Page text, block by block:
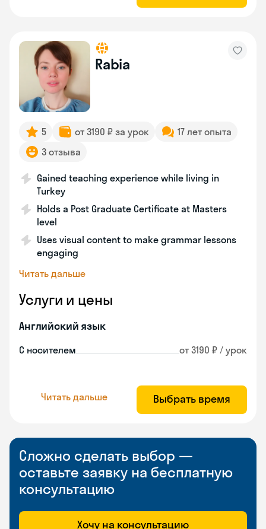
Rabia
5 от 3190 ₽ за урок
17 лет опыта
3 отзыва
Gained teaching experience while living in
Turkey
Holds a Post Graduate Certificate at Masters
level
Uses visual content to make grammar lessons
engaging
Читать дальше
Услуги и цены
Английский язык
С носителем от 3190 ₽ / урок
Читать дальше Выбрать время
Сложно сделать выбор —
оставьте заявку на бесплатную
консультацию
Хочу на консультацию